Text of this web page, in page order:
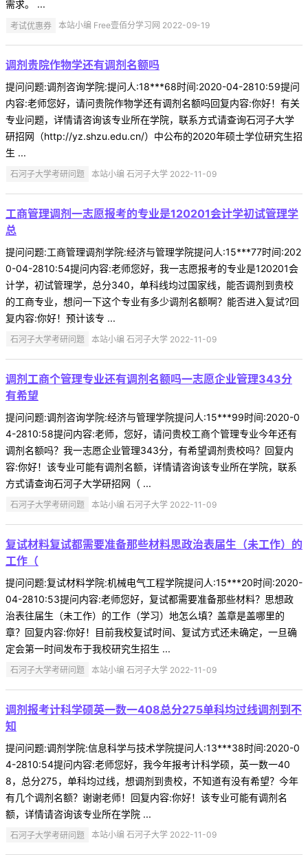
需求。 ...
考试优惠券 本站小编 Free壹佰分学习网 2022-09-19
调剂贵院作物学还有调剂名额吗
提问问题:调剂咨询学院:提问人:18***68时间:2020-04-2810:59提问
内容:老师您好，请问贵院作物学还有调剂名额吗回复内容:你好！有关
专业问题，详情请咨询该专业所在学院，联系方式请查询石河子大学
研招网（http://yz.shzu.edu.cn/）中公布的2020年硕士学位研究生招
生 ...
石河子大学考研问题 本站小编 石河子大学 2022-11-09
工商管理调剂一志愿报考的专业是120201会计学初试管理学
总
提问问题:工商管理调剂学院:经济与管理学院提问人:15***77时间:202
0-04-2810:54提问内容:老师您好，我一志愿报考的专业是120201会
计学，初试管理学，总分340，单科线均过国家线，能否调剂到贵校
的工商专业，想问一下这个专业有多少调剂名额啊？能否进入复试?回
复内容:你好！预计该专 ...
石河子大学考研问题 本站小编 石河子大学 2022-11-09
调剂工商个管理专业还有调剂名额吗一志愿企业管理343分
有希望
提问问题:调剂咨询学院:经济与管理学院提问人:15***99时间:2020-0
4-2810:58提问内容:老师，您好，请问贵校工商个管理专业今年还有
调剂名额吗？我一志愿企业管理343分，有希望调剂贵校吗？回复内
容:你好！该专业可能有调剂名额，详情请咨询该专业所在学院，联系
方式请查询石河子大学研招网（ ...
石河子大学考研问题 本站小编 石河子大学 2022-11-09
复试材料复试都需要准备那些材料思政治表届生（未工作）的
工作（
提问问题:复试材料学院:机械电气工程学院提问人:15***20时间:2020-
04-2810:53提问内容:老师您好，复试都需要准备那些材料？思想政
治表往届生（未工作）的工作（学习）地怎么填？盖章是盖哪里的
章？回复内容:你好！目前我校复试时间、复试方式还未确定，一旦确
定会第一时间发布于我校研究生招生 ...
石河子大学考研问题 本站小编 石河子大学 2022-11-09
调剂报考计科学硕英一数一408总分275单科均过线调剂到不
知
提问问题:调剂学院:信息科学与技术学院提问人:13***38时间:2020-0
4-2810:54提问内容:老师您好，我今年报考计科学硕，英一数一40
8，总分275，单科均过线，想调剂到贵校，不知道有没有希望？今年
有几个调剂名额？谢谢老师！回复内容:你好！该专业可能有调剂名
额，详情请咨询该专业所在学院 ...
石河子大学考研问题 本站小编 石河子大学 2022-11-09